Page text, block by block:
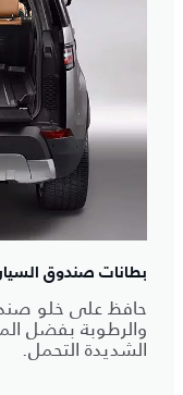
بطانات صندوق
حافظ على خلو
والرطوبة بفضل
الشديدة التحمل.